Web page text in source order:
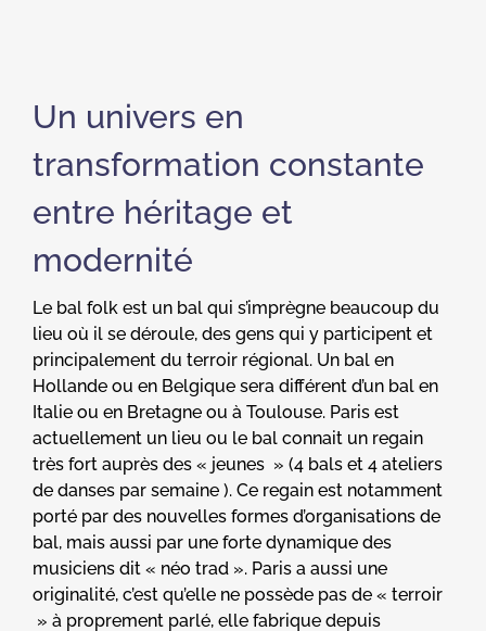
Un univers en
transformation constante
entre héritage et
modernité
Le bal folk est un bal qui s’imprègne beaucoup du
lieu où il se déroule, des gens qui y participent et
principalement du terroir régional. Un bal en
Hollande ou en Belgique sera différent d’un bal en
Italie ou en Bretagne ou à Toulouse. Paris est
actuellement un lieu ou le bal connait un regain
très fort auprès des « jeunes » (4 bals et 4 ateliers
de danses par semaine ). Ce regain est notamment
porté par des nouvelles formes d’organisations de
bal, mais aussi par une forte dynamique des
musiciens dit « néo trad ». Paris a aussi une
originalité, c’est qu’elle ne possède pas de « terroir
» à proprement parlé, elle fabrique depuis